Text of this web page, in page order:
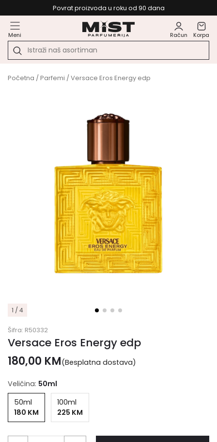
Povrat proizvoda u roku od 90 dana
Meni Račun Korpa
Početna /Parfemi / Versace Eros Energy edp
1 / 4
Šifra: R50332
Versace Eros Energy edp
180,00 KM(Besplatna dostava)
Veličina: 50ml
50ml
180 KM
100ml
225 KM